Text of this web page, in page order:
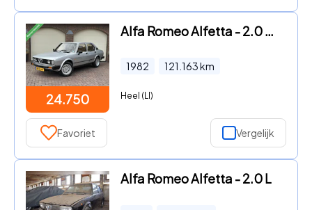
24.750
Alfa Romeo Alfetta - 2.0 Quadrifoglio Oro Compleet gerestaureerd
1982 121.163km
Heel (LI)
Favoriet Vergelijk
Alfa Romeo Alfetta - 2.0 L